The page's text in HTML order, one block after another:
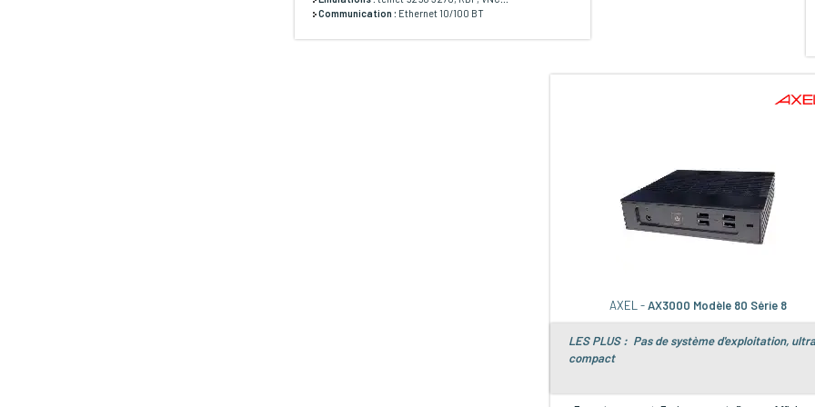
Communication : Ethernet 10/100 BT
AXEL -AX3000 Modèle 80 Série 8
LES PLUS : Pas de système d'exploitation, ultra
compact